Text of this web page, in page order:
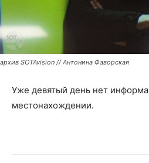
архив SOTAvision // Антонина Фаворская
Уже девятый день нет
местонахождении.